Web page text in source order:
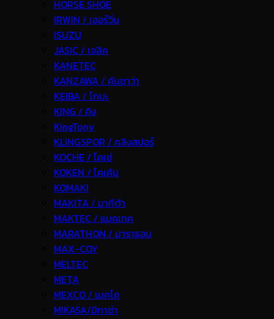
HORSE SHOE
IRWIN / เออร์วิ่น
ISUZU
JASIC / เจสิค
KANETEC
KANZAWA / คันซาว่า
KEIBA / ไกบะ
KING / คิง
KingTony
KLINGSPOR / คลิงสปอร์
KOCHE / โคเช่
KOKEN / โคเค้น
KOMAKI
MAKITA / มากีต้า
MAKTEC / แมคเทค
MARATHON / มาราธอน
MAX-COY
MELTEC
META
MEXCO / เมคโค
MIKASA/มิกาซ่า